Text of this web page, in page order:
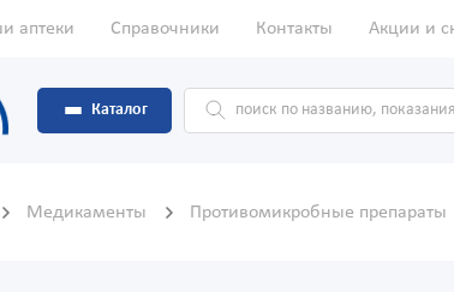
аптеки Справочники Контакты Акции и
Каталог
Медикаменты Противомикробные препараты